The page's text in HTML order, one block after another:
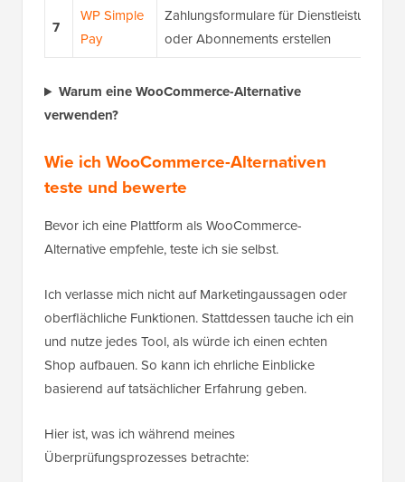
7
WP Simple
Pay
Zahlungsformulare für Dienstleistungen
oder Abonnements erstellen
Warum eine WooCommerce-Alternative
verwenden?
Wie ich WooCommerce-Alternativen
teste und bewerte
Bevor ich eine Plattform als WooCommerce-
Alternative empfehle, teste ich sie selbst.
Ich verlasse mich nicht auf Marketingaussagen oder
oberflächliche Funktionen. Stattdessen tauche ich ein
und nutze jedes Tool, als würde ich einen echten
Shop aufbauen. So kann ich ehrliche Einblicke
basierend auf tatsächlicher Erfahrung geben.
Hier ist, was ich während meines
Überprüfungsprozesses betrachte: